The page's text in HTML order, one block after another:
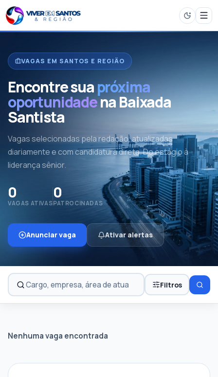
VAGAS EM SANTOS E REGIÃO
Encontre suapróxima
oportunidadena Baixada
Santista
Vagas selecionadas pela redação, atualizadas
diariamente e com candidatura direta. Do estágio à
liderança sênior.
0
VAGAS ATIVAS
0
PATROCINADAS
Anunciar vaga Ativar alertas
Filtros
Nenhuma vaga encontrada